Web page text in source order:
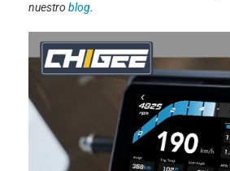
nuestro blog.